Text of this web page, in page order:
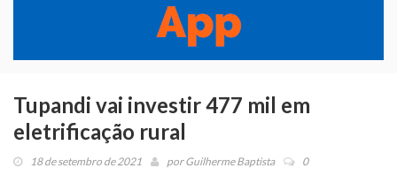
Tupandi vai investir 477 mil em
eletrificação rural
18 de setembro de 2021 porGuilherme Baptista 0